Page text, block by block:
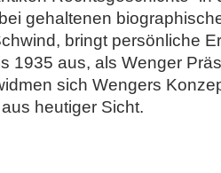
gehaltenen
bringt persönliche
1935 aus, als Wenger
sich Wengers
heutiger Sicht.